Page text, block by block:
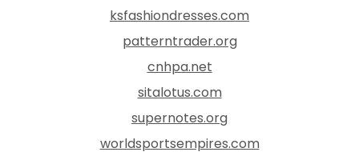
ksfashiondresses.com
patterntrader.org
cnhpa.net
sitalotus.com
supernotes.org
worldsportsempires.com